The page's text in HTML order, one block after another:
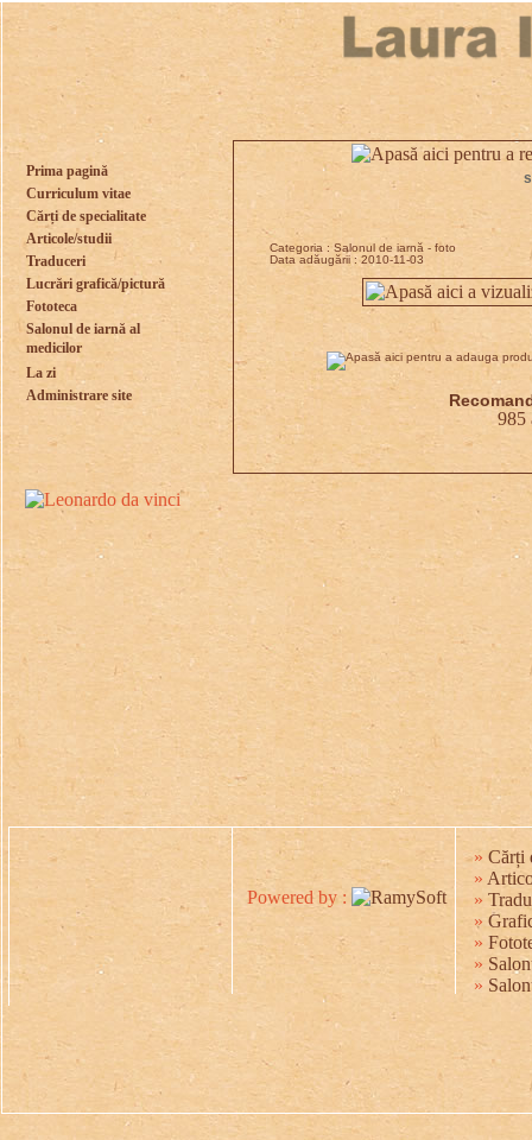
Prima pagină
Curriculum vitae
Cărți de specialitate
Articole/studii
Traduceri
Lucrări grafică/pictură
Fototeca
Salonul de iarnă al
medicilor
La zi
Administrare site
Categoria : Salonul de iarnă - foto
Data adăugării : 2010-11-03
985
Powered by :
» Cărți
»
»
»
»
»
»